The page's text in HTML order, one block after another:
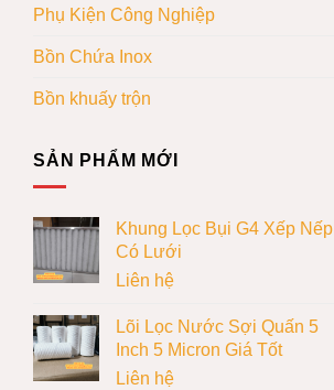
Phụ Kiện Công Nghiệp
Bồn Chứa Inox
Bồn khuấy trộn
SẢN PHẨM MỚI
Khung Lọc Bụi G4 Xếp Nếp
Có Lưới
Liên hệ
Lõi Lọc Nước Sợi Quấn 5
Inch 5 Micron Giá Tốt
Liên hệ